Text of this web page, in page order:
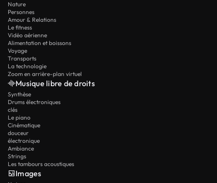
Nature
Personnes
Amour & Relations
Le fitness
Vidéo aérienne
Alimentation et boissons
Voyage
Transports
La technologie
Zoom en arrière-plan virtuel
Musique libre de droits
Synthèse
Drums électroniques
clés
Le piano
Cinématique
douceur
électronique
Ambiance
Strings
Les tambours acoustiques
Images